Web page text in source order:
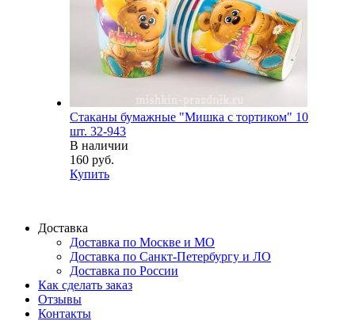
Стаканы бумажные "Мишка с тортиком" 10
шт. 32-943
В наличии
160 руб.
Купить
Доставка
Доставка по Москве и МО
Доставка по Санкт-Петербургу и ЛО
Доставка по России
Как сделать заказ
Отзывы
Контакты